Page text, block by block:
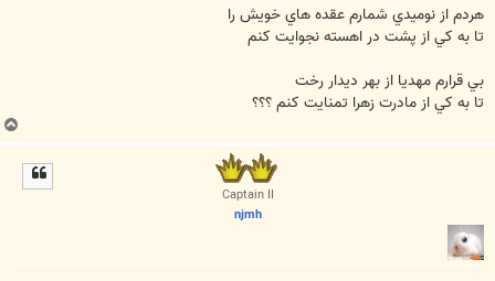
هردم از نوميدي شمارم عقده هاي خويش را
تا به کي از پشت در اهسته نجوايت کنم
بي قرارم مهديا از بهر ديدار رخت
تا به کي از مادرت زهرا تمنايت کنم ؟؟؟
ب
ا
Captain II
njmh